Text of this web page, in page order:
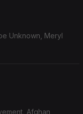
Unknown, Meryl
Afghan